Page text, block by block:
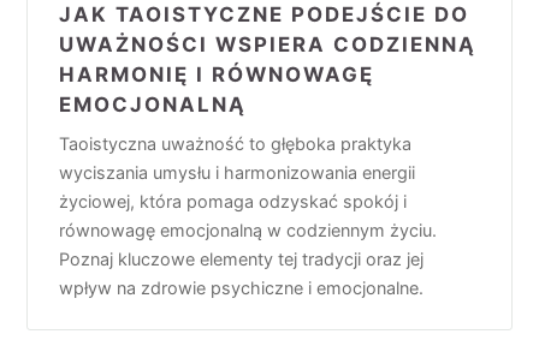
JAK TAOISTYCZNE PODEJŚCIE DO
UWAŻNOŚCI WSPIERA CODZIENNĄ
HARMONIĘ I RÓWNOWAGĘ
EMOCJONALNĄ
Taoistyczna uważność to głęboka praktyka
wyciszania umysłu i harmonizowania energii
życiowej, która pomaga odzyskać spokój i
równowagę emocjonalną w codziennym życiu.
Poznaj kluczowe elementy tej tradycji oraz jej
wpływ na zdrowie psychiczne i emocjonalne.